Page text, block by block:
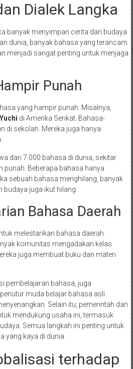
Dialek Langka
banyak menyimpan cerita dan budaya
dunia, banyak bahasa yang terancam
menjadi sangat penting untuk menjaga
Punah
yang hampir punah. Misalnya,
Yuchi di Amerika Serikat. Bahasa-
di sekolah. Mereka juga hanya
dari 7.000 bahasa di dunia, sekitar
punah. Beberapa bahasa hanya
sebuah bahasa menghilang, banyak
budaya juga ikut hilang.
Bahasa Daerah
melestarikan bahasa daerah.
komunitas mengadakan kelas
juga membuat buku dan materi
pembelajaran bahasa, juga
muda belajar bahasa asli
Selain itu, pemerintah dan
mendukung usaha ini, termasuk
Semua langkah ini penting untuk
yang kaya di dunia.
terhadap